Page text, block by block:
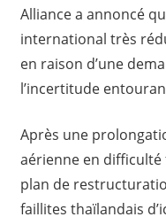
Alliance a annoncé
international très
en raison d’une
l’incertitude
Après une
aérienne en
plan de
faillites thaïlandais